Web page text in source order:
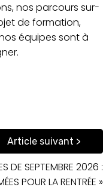
nos parcours sur-
de formation,
équipes sont à
Article suivant >
DE SEPTEMBRE 2026 :
POUR LA RENTRÉE »